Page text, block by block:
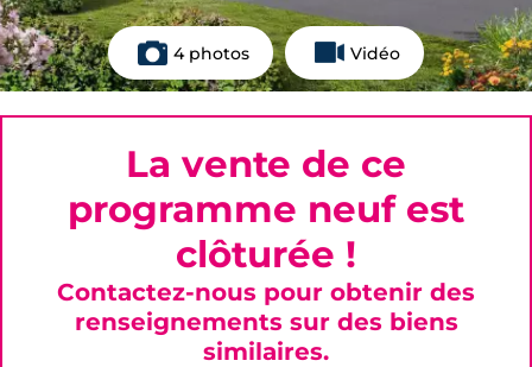
4 photos Vidéo
La vente de ce
programme neuf est
clôturée !
Contactez-nous pour obtenir des
renseignements sur des biens
similaires.